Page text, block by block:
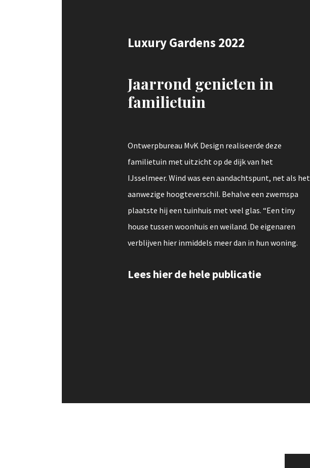
Luxury Gardens 2022
Jaarrond genieten in
familietuin
Ontwerpbureau MvK Design realiseerde deze
familietuin met uitzicht op de dijk van het
IJsselmeer. Wind was een aandachtspunt, net als het
aanwezige hoogteverschil. Behalve een zwemspa
plaatste hij een tuinhuis met veel glas. “Een tiny
house tussen woonhuis en weiland. De eigenaren
verblijven hier inmiddels meer dan in hun woning.
Lees hier de hele publicatie